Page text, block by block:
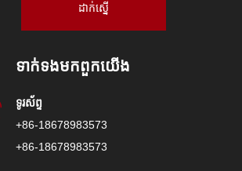
ដាក់ស្នើ
ទាក់ទង​មក​ពួក​យើង
ទូរស័ព្ទ
+86-18678983573
+86-18678983573